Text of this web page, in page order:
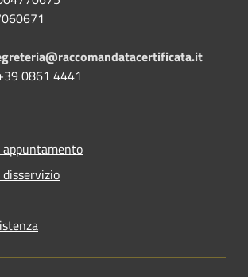
0861 4441